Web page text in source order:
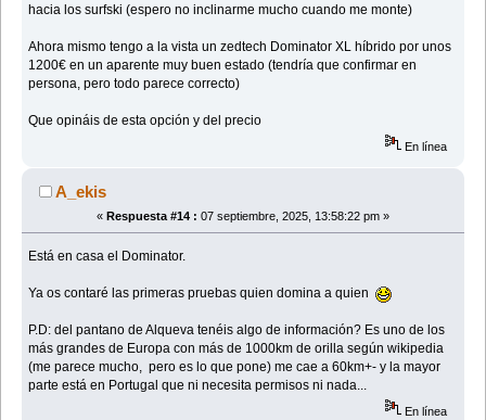
hacia los surfski (espero no inclinarme mucho cuando me monte)
Ahora mismo tengo a la vista un zedtech Dominator XL híbrido por unos
1200€ en un aparente muy buen estado (tendría que confirmar en
persona, pero todo parece correcto)
Que opináis de esta opción y del precio
En línea
A_ekis
« Respuesta #14 : 07 septiembre, 2025, 13:58:22 pm »
Está en casa el Dominator.
Ya os contaré las primeras pruebas quien domina a quien
P.D: del pantano de Alqueva tenéis algo de información? Es uno de los
más grandes de Europa con más de 1000km de orilla según wikipedia
(me parece mucho, pero es lo que pone) me cae a 60km+- y la mayor
parte está en Portugal que ni necesita permisos ni nada...
En línea